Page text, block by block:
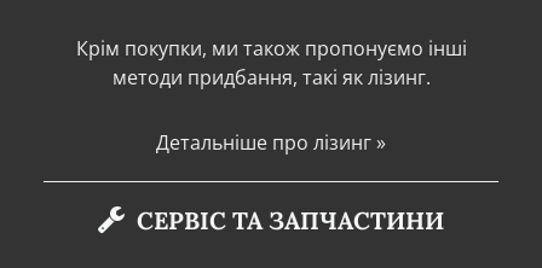
Крім покупки, ми також пропонуємо інші
методи придбання, такі як лізинг.
Детальніше про лізинг »
СЕРВІС ТА ЗАПЧАСТИНИ